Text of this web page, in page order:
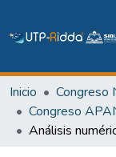
Inicio
Congreso